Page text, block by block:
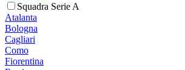
Squadra Serie A
Atalanta
Bologna
Cagliari
Como
Fiorentina